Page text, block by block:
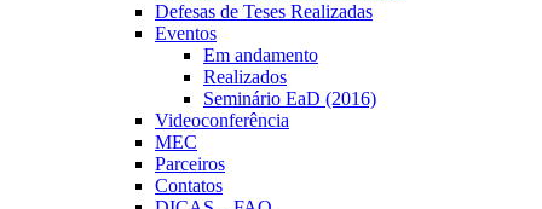
Defesas de Teses Realizadas
Eventos
Em andamento
Realizados
Seminário EaD (2016)
Videoconferência
MEC
Parceiros
Contatos